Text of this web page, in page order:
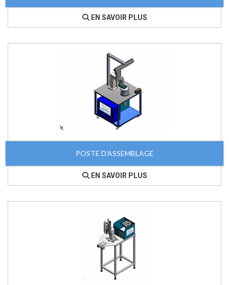
EN SAVOIR PLUS
POSTE D'ASSEMBLAGE
EN SAVOIR PLUS